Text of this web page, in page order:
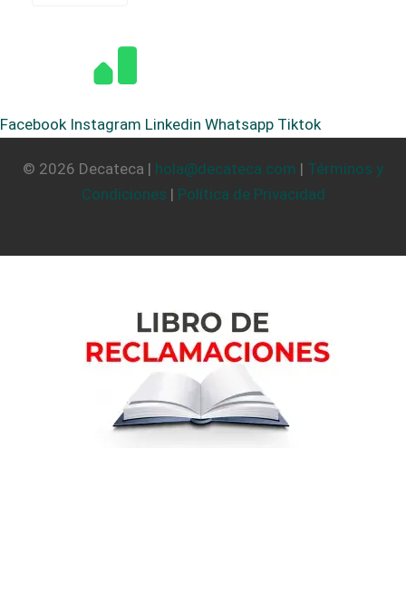
Facebook Instagram Linkedin Whatsapp Tiktok
© 2026 Decateca | hola@decateca.com | Términos y
Condiciones | Política de Privacidad